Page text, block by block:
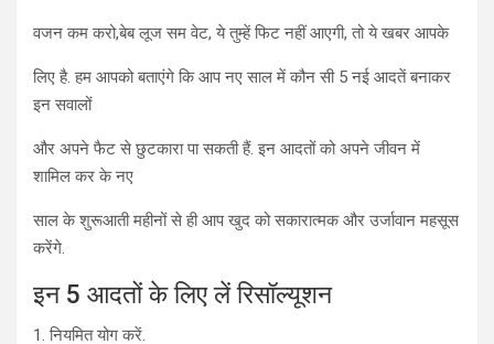
वजन कम करो,बेब लूज सम वेट, ये तुम्हें फिट नहीं आएगी, तो ये खबर आपके
लिए है. हम आपको बताएंगे कि आप नए साल में कौन सी 5 नई आदतें बनाकर
इन सवालों
और अपने फैट से छुटकारा पा सकती हैं. इन आदतों को अपने जीवन में
शामिल कर के नए
साल के शुरूआती महीनों से ही आप खुद को सकारात्मक और उर्जावान महसूस
करेंगे.
इन 5 आदतों के लिए लें रिसॉल्यूशन
1. नियमित योग करें.